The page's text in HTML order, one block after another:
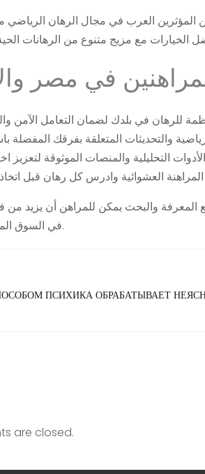
في مصر
المعرفة والبحث يمكن للمراهن أن يزيد
في السوق المتغير سريعًا.
ПСИХИКА ОБРАБАТЫВАЕТ
are closed.